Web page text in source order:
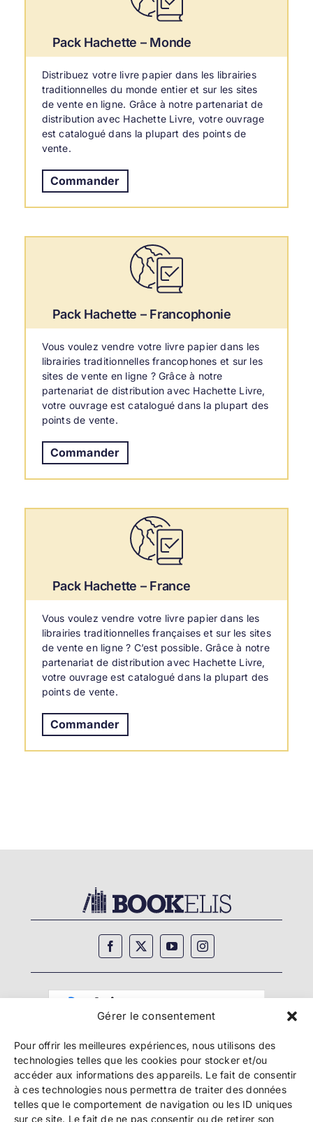
Gérer le consentement
Pour offrir les meilleures expériences, nous utilisons des
technologies telles que les cookies pour stocker et/ou
accéder aux informations des appareils. Le fait de consentir
à ces technologies nous permettra de traiter des données
telles que le comportement de navigation ou les ID uniques
sur ce site. Le fait de ne pas consentir ou de retirer son
Pack Hachette – Monde
Distribuez votre livre papier dans les librairies
traditionnelles du monde entier et sur les sites
de vente en ligne. Grâce à notre partenariat de
distribution avec Hachette Livre, votre ouvrage
est catalogué dans la plupart des points de
vente.
Commander
Pack Hachette – Francophonie
Vous voulez vendre votre livre papier dans les
librairies traditionnelles francophones et sur les
sites de vente en ligne ? Grâce à notre
partenariat de distribution avec Hachette Livre,
votre ouvrage est catalogué dans la plupart des
points de vente.
Commander
Pack Hachette – France
Vous voulez vendre votre livre papier dans les
librairies traditionnelles françaises et sur les sites
de vente en ligne ? C’est possible. Grâce à notre
partenariat de distribution avec Hachette Livre,
votre ouvrage est catalogué dans la plupart des
points de vente.
Commander
Copyright 2024 Bookelis –CGU–CGS–CGPPA–